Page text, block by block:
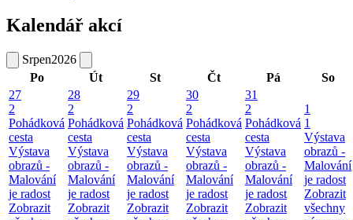
Kalendář akcí
Srpen2026
Po
Út St Čt Pá
So
27
2
Pohádková
cesta
Výstava
obrazů -
Malování
je radost
Zobrazit
28
2
Pohádková
cesta
Výstava
obrazů -
Malování
je radost
Zobrazit
29
2
Pohádková
cesta
Výstava
obrazů -
Malování
je radost
Zobrazit
30
2
Pohádková
cesta
Výstava
obrazů -
Malování
je radost
Zobrazit
31
2
Pohádková
cesta
Výstava
obrazů -
Malování
je radost
Zobrazit
1
1
Výstava
obrazů -
Malování
je radost
Zobrazit
všechny